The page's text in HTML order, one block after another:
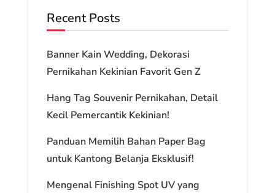
Recent Posts
Banner Kain Wedding, Dekorasi
Pernikahan Kekinian Favorit Gen Z
Hang Tag Souvenir Pernikahan, Detail
Kecil Pemercantik Kekinian!
Panduan Memilih Bahan Paper Bag
untuk Kantong Belanja Eksklusif!
Mengenal Finishing Spot UV yang